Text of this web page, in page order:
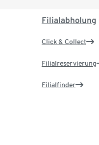
Filialabholung
Click & Collect
Filialreservierung
Filialfinder